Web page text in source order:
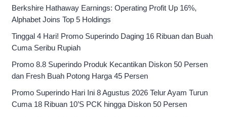
Berkshire Hathaway Earnings: Operating Profit Up 16%,
Alphabet Joins Top 5 Holdings
Tinggal 4 Hari! Promo Superindo Daging 16 Ribuan dan Buah
Cuma Seribu Rupiah
Promo 8.8 Superindo Produk Kecantikan Diskon 50 Persen
dan Fresh Buah Potong Harga 45 Persen
Promo Superindo Hari Ini 8 Agustus 2026 Telur Ayam Turun
Cuma 18 Ribuan 10’S PCK hingga Diskon 50 Persen